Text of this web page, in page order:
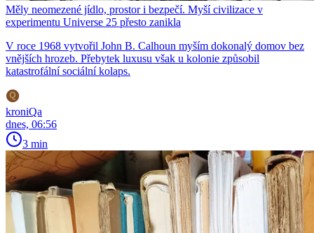
Měly neomezené jídlo, prostor i bezpečí. Myší civilizace v
experimentu Universe 25 přesto zanikla
V roce 1968 vytvořil John B. Calhoun myším dokonalý domov bez
vnějších hrozeb. Přebytek luxusu však u kolonie způsobil
katastrofální sociální kolaps.
kroniQa
dnes, 06:56
3 min